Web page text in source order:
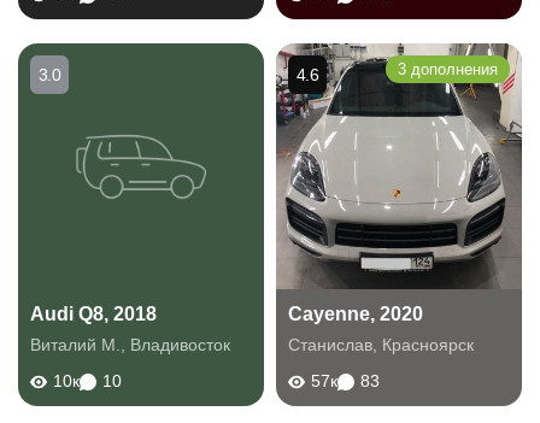
Audi Q8, 2018
Виталий М.
Владивосток
10к
10
3.0
Cayenne, 2020
Станислав Красноярск
57к
83
4.6 3 дополнения